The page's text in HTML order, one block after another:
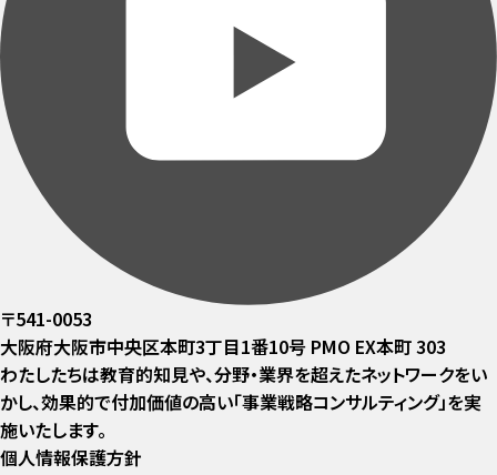
〒541-0053
大阪府大阪市中央区本町3丁目1番10号 PMO EX本町 303
わたしたちは教育的知見や、分野・業界を超えたネットワークをい
かし、効果的で付加価値の高い「事業戦略コンサルティング」を実
施いたします。
個人情報保護方針